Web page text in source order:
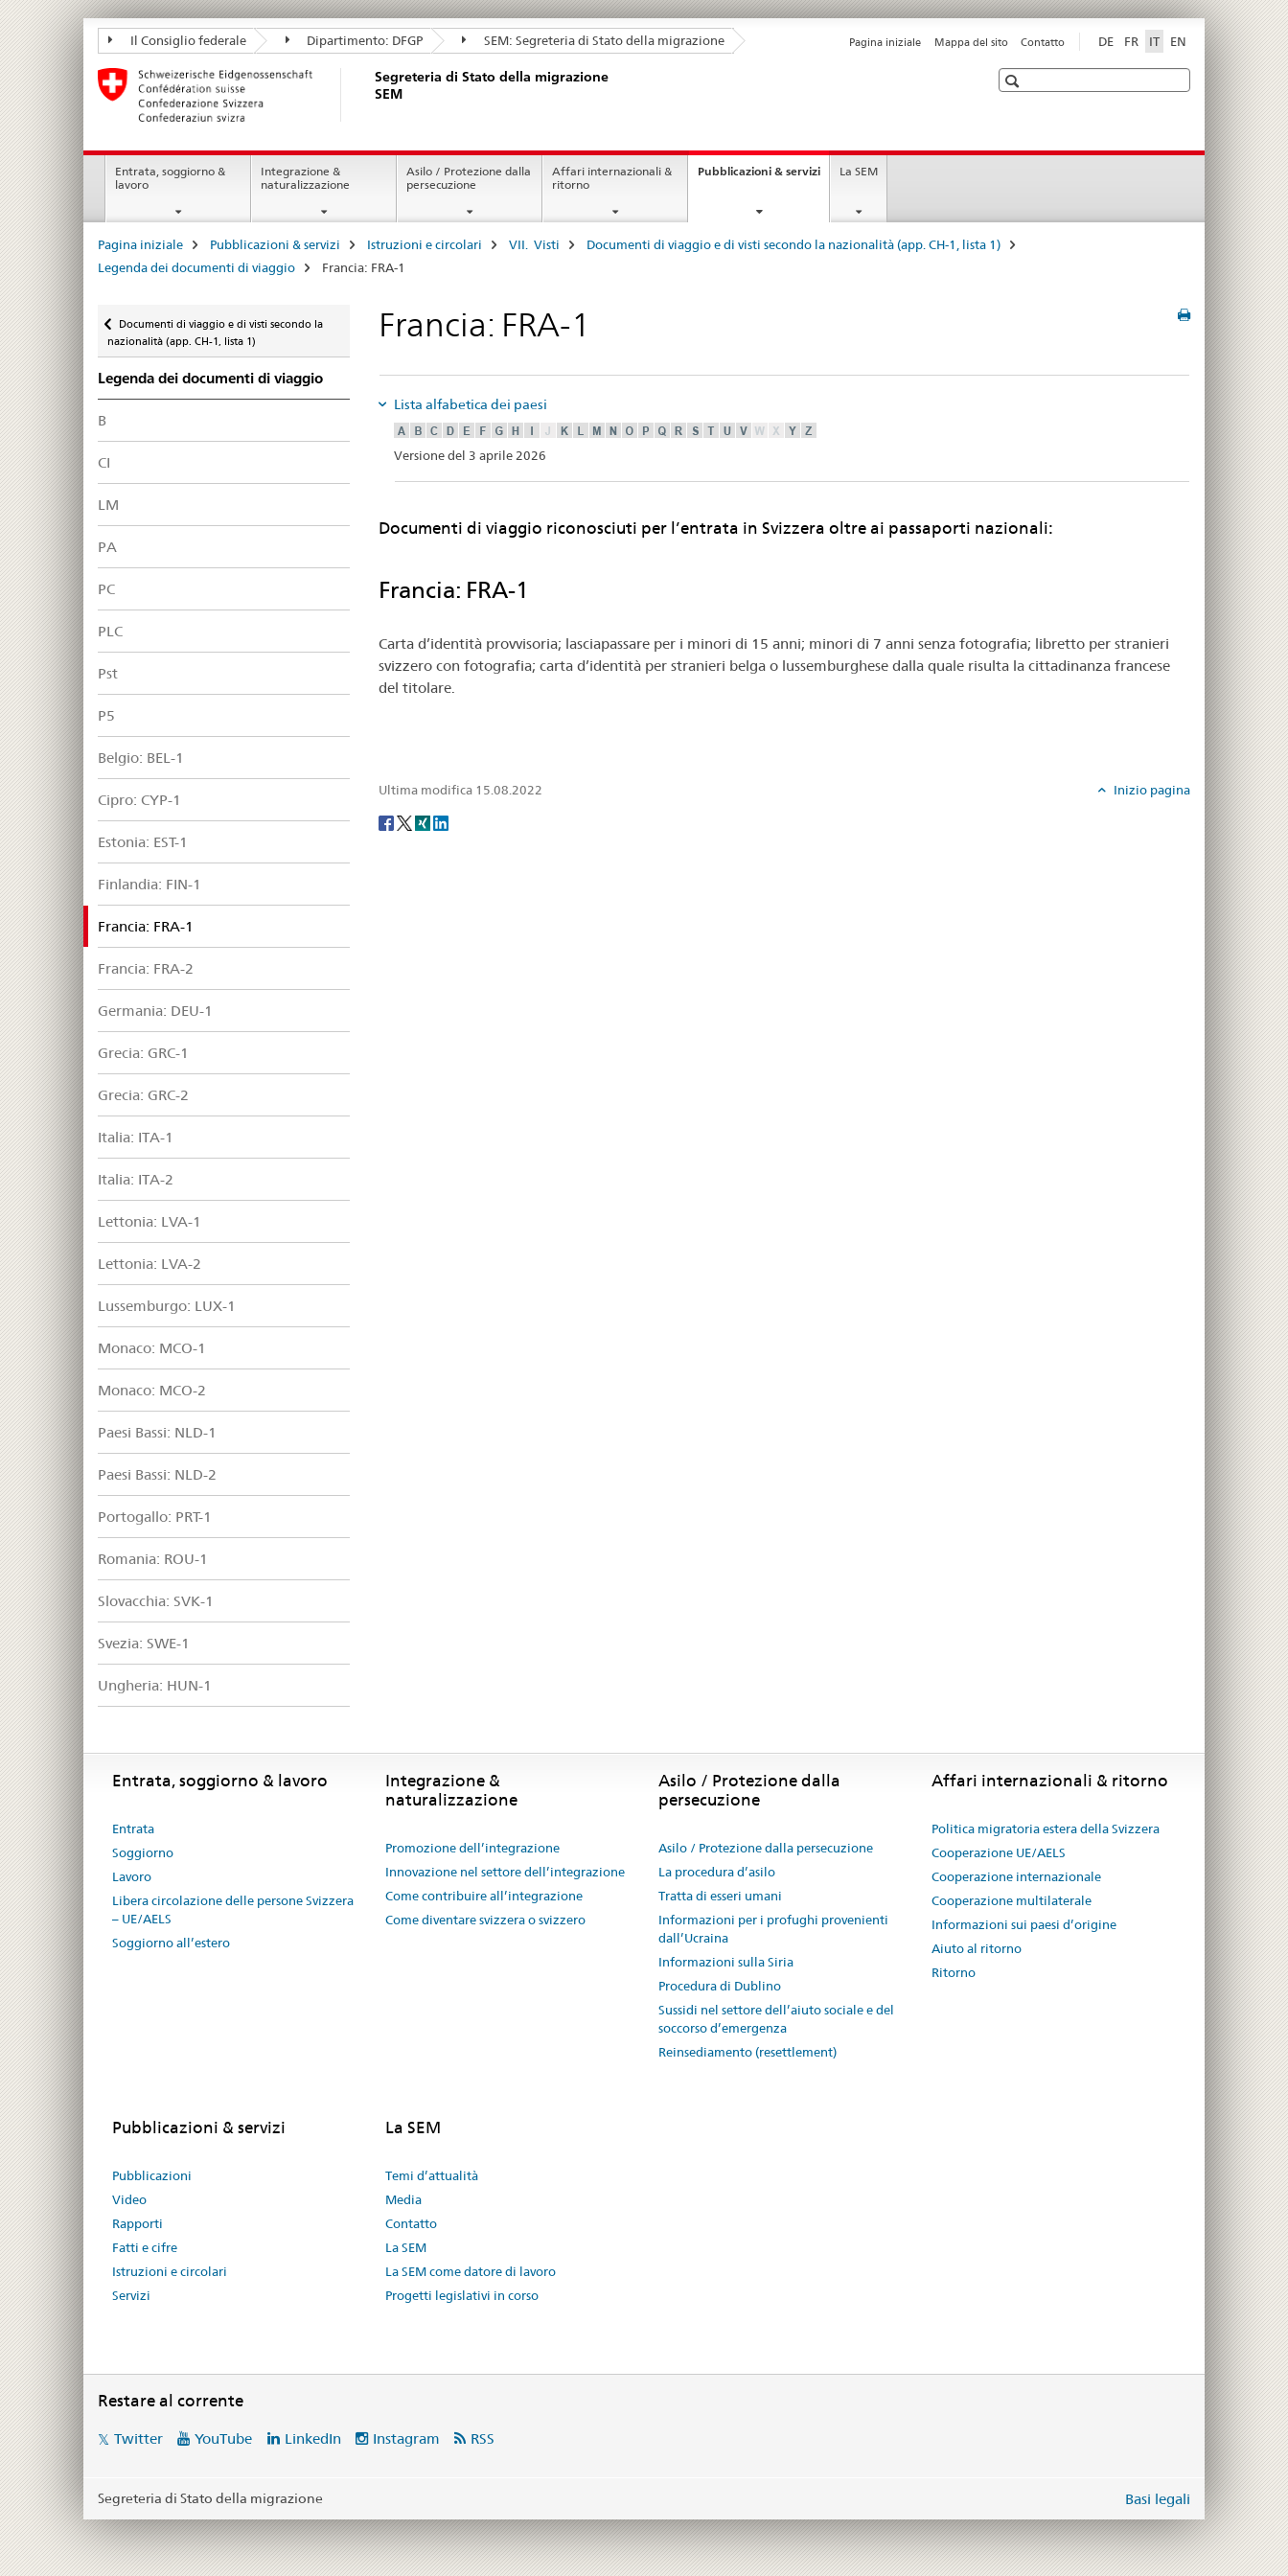
Segreteria
di
Stato
della
migrazione
SEM
Il Consiglio federale Dipartimento: DFGP SEM: Segreteria di Stato della migrazione DE FR IT EN
Pagina iniziale Mappa del sito Contatto
Segreteria di Stato della migrazione
SEM
Ricerca
Navigation
Entrata, soggiorno &
lavoro
Integrazione &
naturalizzazione
Asilo / Protezione dalla
persecuzione
Affari internazionali &
ritorno
Pubblicazioni & servizicurrent
La SEM
Breadcrumb
Pagina iniziale Pubblicazioni & servizi Istruzioni e circolari VII. Visti
Documenti di viaggio e di visti secondo la nazionalità (app. CH-1, lista 1)
Legenda dei documenti di viaggio
Francia: FRA-1
Documenti di viaggio e di visti secondo la
nazionalità (app. CH-1, lista 1)
Legenda dei documenti di viaggio
B
CI
LM
PA
PC
PLC
Pst
P5
Belgio: BEL-1
Cipro: CYP-1
Estonia: EST-1
Finlandia: FIN-1
Francia: FRA-1
Francia: FRA-2
Germania: DEU-1
Grecia: GRC-1
Grecia: GRC-2
Italia: ITA-1
Italia: ITA-2
Lettonia: LVA-1
Lettonia: LVA-2
Lussemburgo: LUX-1
Monaco: MCO-1
Monaco: MCO-2
Paesi Bassi: NLD-1
Paesi Bassi: NLD-2
Portogallo: PRT-1
Romania: ROU-1
Slovacchia: SVK-1
Svezia: SWE-1
Ungheria: HUN-1
Francia: FRA-1
Lista alfabetica dei paesi
Versione del 3 aprile 2026
Documenti di viaggio riconosciuti per l’entrata in Svizzera oltre ai passaporti nazionali:
Francia: FRA-1
Carta d’identità provvisoria; lasciapassare per i minori di 15 anni; minori di 7 anni senza fotografia; libretto per stranieri
svizzero con fotografia; carta d’identità per stranieri belga o lussemburghese dalla quale risulta la cittadinanza francese
del titolare.
Ultima modifica 15.08.2022
Inizio pagina
Social
Entrata, soggiorno & lavoro
Entrata
Soggiorno
Lavoro
Libera circolazione delle persone Svizzera
– UE/AELS
Soggiorno all’estero
Integrazione &
naturalizzazione
Promozione dell’integrazione
Innovazione nel settore dell’integrazione
Come contribuire all’integrazione
Come diventare svizzera o svizzero
Asilo / Protezione dalla
persecuzione
Asilo / Protezione dalla persecuzione
La procedura d’asilo
Tratta di esseri umani
Informazioni per i profughi provenienti
dall’Ucraina
Informazioni sulla Siria
Procedura di Dublino
Sussidi nel settore dell’aiuto sociale e del
soccorso d’emergenza
Reinsediamento (resettlement)
Affari internazionali & ritorno
Politica migratoria estera della Svizzera
Cooperazione UE/AELS
Cooperazione internazionale
Cooperazione multilaterale
Informazioni sui paesi d’origine
Aiuto al ritorno
Ritorno
Pubblicazioni & servizi
Pubblicazioni
Video
Rapporti
Fatti e cifre
Istruzioni e circolari
Servizi
La SEM
Temi d’attualità
Media
Contatto
La SEM
La SEM come datore di lavoro
Progetti legislativi in corso
Restare al corrente
SocialTwitter YouTube LinkedIn Instagram RSS
Segreteria di Stato della migrazione Basi legali